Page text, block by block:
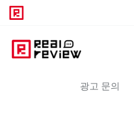
광고 문의